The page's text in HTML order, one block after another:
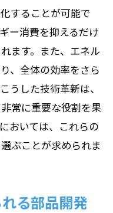
することが可能で
ー消費を抑えるだけ
ます。また、エネル
、全体の効率をさら
うした技術革新は、
常に重要な役割を果
おいては、これらの
ぶことが求められま
る部品開発